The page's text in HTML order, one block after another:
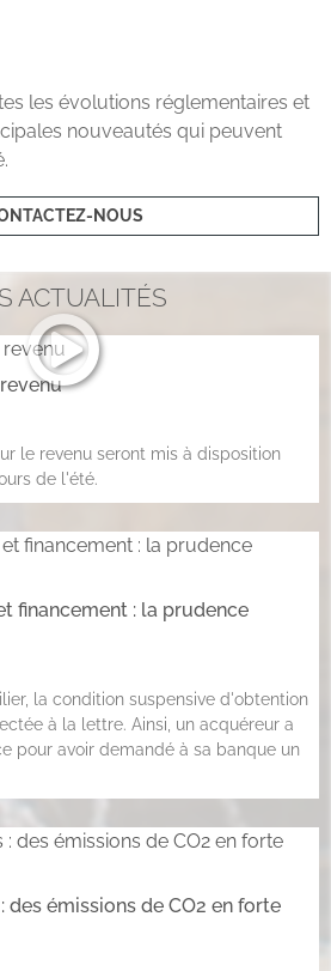
les évolutions réglementaires et
nouveautés qui peuvent
NOUS
ACTUALITÉS
le revenu seront mis à disposition
de l'été.
financement : la prudence
la condition suspensive d'obtention
à la lettre. Ainsi, un acquéreur a
pour avoir demandé à sa banque un
des émissions de CO2 en forte